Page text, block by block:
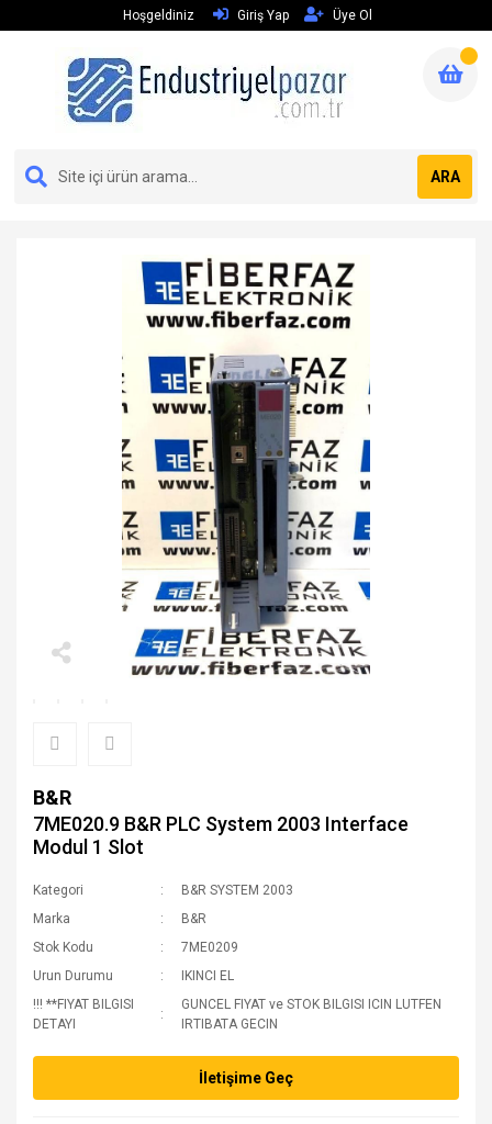
Hoşgeldiniz Giriş Yap Üye Ol
ARA
B&R
7ME020.9 B&R PLC System 2003 Interface
Modul 1 Slot
Kategori
B&R SYSTEM 2003
Marka
B&R
Stok Kodu
7ME0209
Urun Durumu
IKINCI EL
!!! **FIYAT BILGISI
DETAYI
GUNCEL FIYAT ve STOK BILGISI ICIN LUTFEN
IRTIBATA GECIN
İletişime Geç